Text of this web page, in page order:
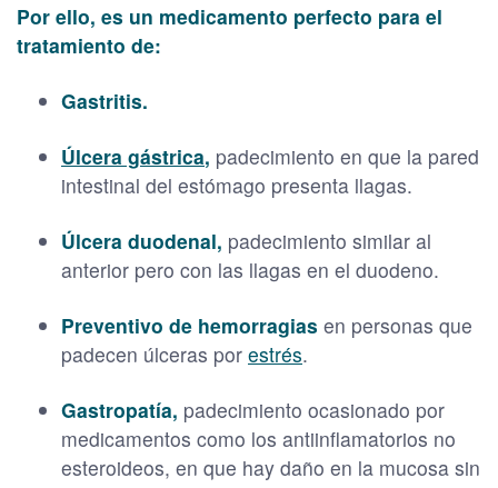
Por ello, es un medicamento perfecto para el
tratamiento de:
Gastritis.
Úlcera gástrica, padecimiento en que la pared
intestinal del estómago presenta llagas.
Úlcera duodenal, padecimiento similar al
anterior pero con las llagas en el duodeno.
Preventivo de hemorragias en personas que
padecen úlceras por estrés.
Gastropatía, padecimiento ocasionado por
medicamentos como los antiinflamatorios no
esteroideos, en que hay daño en la mucosa sin